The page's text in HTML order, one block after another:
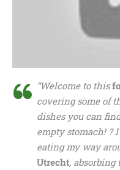
“Welcome to this
covering some of
dishes you can
empty stomach! ?
eating my way
Utrecht,